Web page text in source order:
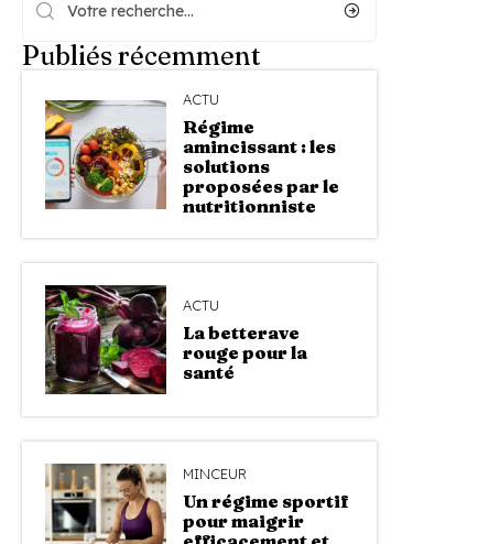
Publiés récemment
ACTU
Régime
amincissant : les
solutions
proposées par le
nutritionniste
ACTU
La betterave
rouge pour la
santé
MINCEUR
Un régime sportif
pour maigrir